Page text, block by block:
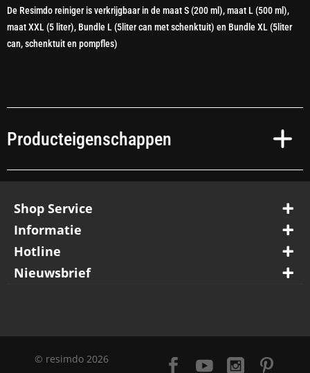
De Resimdo reiniger is verkrijgbaar in de maat S (200 ml), maat L (500 ml),
maat XXL (5 liter), Bundle L (5liter can met schenktuit) en Bundle XL (5liter
can, schenktuit en pompfles)
Producteigenschappen
Shop Service
Informatie
Hotline
Nieuwsbrief
© resimdo 2026